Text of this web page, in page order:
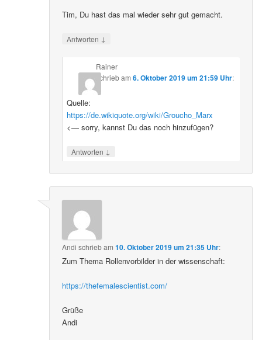
Tim, Du hast das mal wieder sehr gut gemacht.
Antworten ↓
Rainer
schriebam 6. Oktober 2019 um 21:59 Uhr:
Quelle:
https://de.wikiquote.org/wiki/Groucho_Marx
<— sorry, kannst Du das noch hinzufügen?
Antworten ↓
Andi schriebam10. Oktober 2019 um 21:35 Uhr:
Zum Thema Rollenvorbilder in der wissenschaft:
https://thefemalescientist.com/
Grüße
Andi